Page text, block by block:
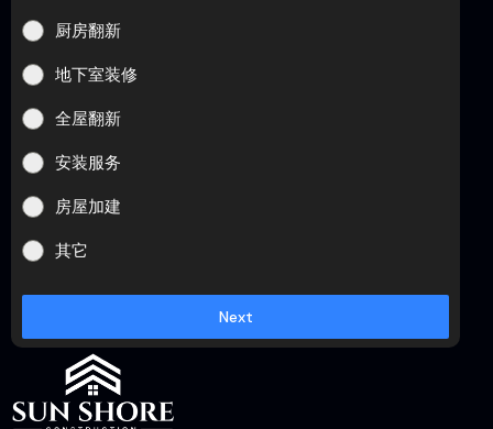
厨房翻新
地下室装修
全屋翻新
安装服务
房屋加建
其它
Next